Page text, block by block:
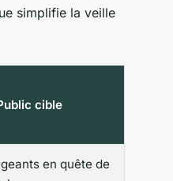
simplifie la veille
cible
en quête de